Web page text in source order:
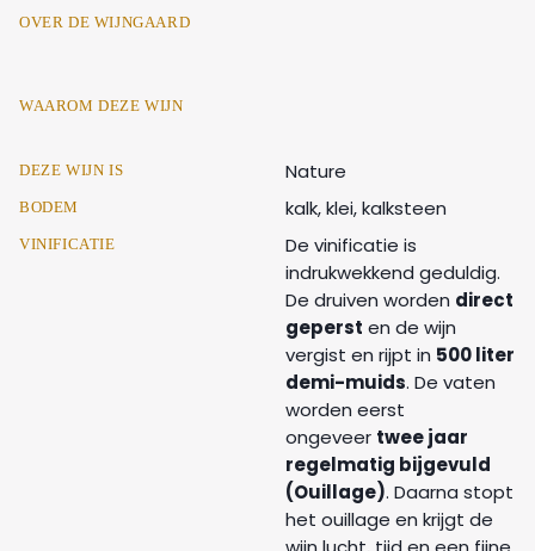
OVER DE WIJNGAARD
WAAROM DEZE WIJN
DEZE WIJN IS Nature
BODEM kalk, klei, kalksteen
VINIFICATIE
De vinificatie is
indrukwekkend geduldig.
De druiven worden direct
geperst en de wijn
vergist en rijpt in 500 liter
demi-muids. De vaten
worden eerst
ongeveer twee jaar
regelmatig bijgevuld
(Ouillage). Daarna stopt
het ouillage en krijgt de